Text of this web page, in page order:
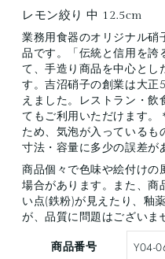
レモン絞り 中 12.5cm
業務用食器のオリジナル硝
品です。「伝統と信用を誇
て、手造り商品を中心とし
す。吉沼硝子の創業は大正
えました。レストラン・飲
てもご利用いただけます
ため、気泡が入っているも
寸法・容量に多少の誤差が
商品個々で色味や絵付けの
場合があります。また、商
い点(鉄粉)が見えたり、釉
が、品質に問題はございま
商品番号
Y04-